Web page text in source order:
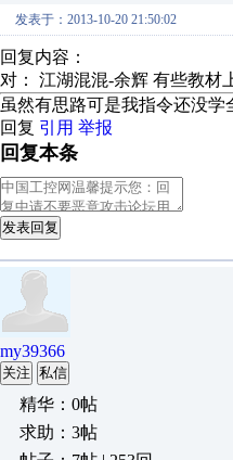
发表于：2013-10-20 21:50:02
回复内容：
对： 江湖混混-余辉 有些教材
虽然有思路可是我指令还没
回复 引用 举报
回复本条
发表回复
my39366
关注 私信
精华：0帖
求助：3帖